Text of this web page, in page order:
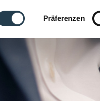
Präferenzen